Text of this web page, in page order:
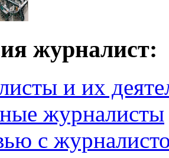
журналист:
и их
журналисты
с